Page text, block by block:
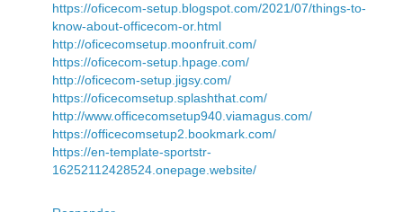
https://oficecom-setup.blogspot.com/2021/07/things-to-
know-about-officecom-or.html
http://oficecomsetup.moonfruit.com/
https://oficecom-setup.hpage.com/
http://oficecom-setup.jigsy.com/
https://oficecomsetup.splashthat.com/
http://www.officecomsetup940.viamagus.com/
https://officecomsetup2.bookmark.com/
https://en-template-sportstr-
16252112428524.onepage.website/